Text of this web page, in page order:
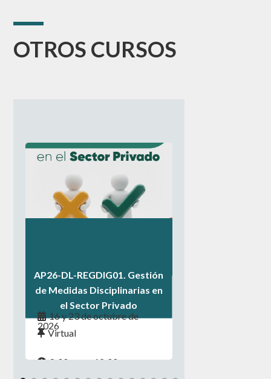
OTROS CURSOS
AP26-DL-REGDIG01. Gestión
de Medidas Disciplinarias en
el Sector Privado
Virtual
8:00 a.m. - 12:00 p.m.
16 y 23 de octubre de
2026